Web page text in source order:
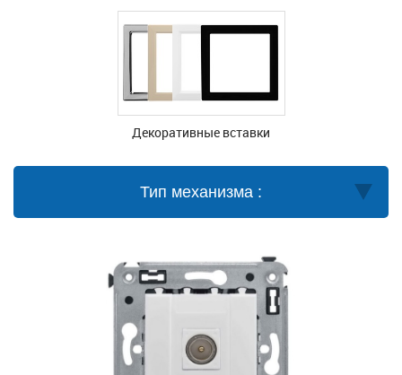
Декоративные вставки
Тип механизма :